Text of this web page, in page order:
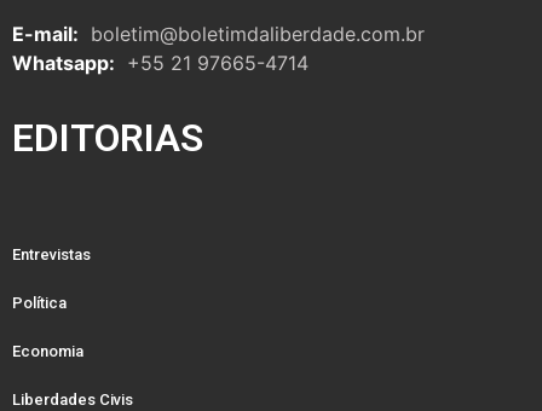
E-mail: boletim@boletimdaliberdade.com.br
Whatsapp: +55 21 97665-4714
EDITORIAS
Entrevistas
Política
Economia
Liberdades Civis